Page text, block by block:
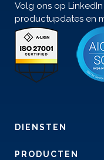
Volg ons op
productupdates en
DIENSTEN
PRODUCTEN